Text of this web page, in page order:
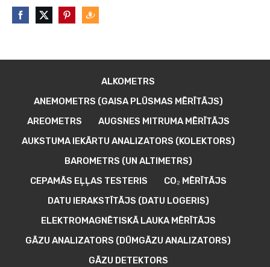
ALKOMETRS
ANEMOMETRS (GAISA PLŪSMAS MĒRĪTĀJS)
AREOMETRS
AUGSNES MITRUMA MĒRĪTĀJS
AUKSTUMA IEKĀRTU ANALIZATORS (KOLEKTORS)
BAROMETRS (UN ALTIMETRS)
CEPAMĀS EĻĻAS TESTERIS
CO₂ MĒRĪTĀJS
DATU IERAKSTĪTĀJS (DATU LOGERIS)
ELEKTROMAGNĒTISKĀ LAUKA MĒRĪTĀJS
GĀZU ANALIZATORS (DŪMGĀZU ANALIZATORS)
GĀZU DETEKTORS